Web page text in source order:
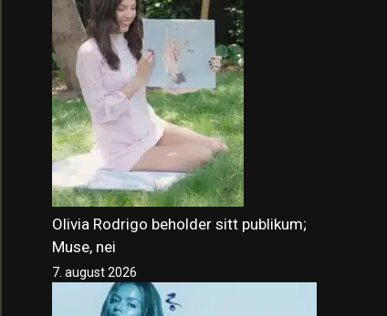
Olivia Rodrigo beholder sitt publikum;
Muse, nei
7. august 2026